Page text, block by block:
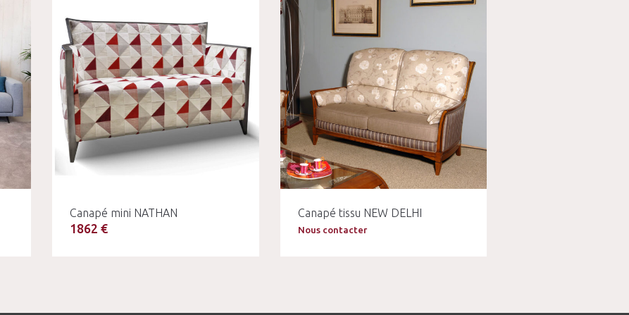
Canapé mini NATHAN
1862 €
Canapé tissu NEW DELHI
Nous contacter